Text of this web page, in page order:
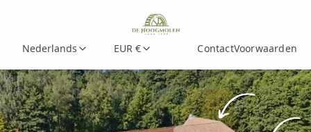
Nederlands EUR € ContactVoorwaarden